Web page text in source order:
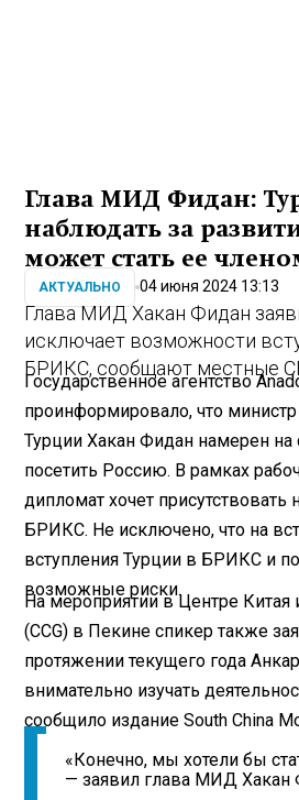
Глава МИД Фидан:
наблюдать за
может стать ее
АКТУАЛЬНО 04 июня 2024 13:13
Глава МИД Хакан Фидан
исключает возможности
БРИКС, сообщают местные
Государственное агентство
проинформировало, что
Турции Хакан Фидан намерен
посетить Россию. В рамках
дипломат хочет
БРИКС. Не исключено, что на
вступления Турции в БРИКС и
возможные риски.
На мероприятии в Центре Китая
(CCG) в Пекине спикер также
протяжении текущего года
внимательно изучать
сообщило издание South China
«Конечно, мы хотели бы
— заявил глава МИД Хакан